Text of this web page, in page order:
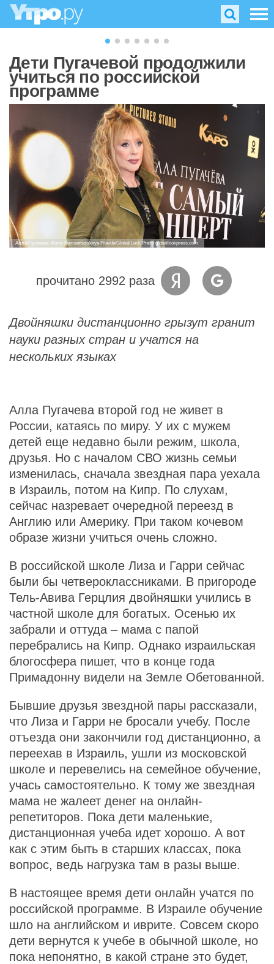
Дети Пугачевой продолжили
учиться по российской
программе
Алла Пугачева. Фото: Komsomolskaya Pravda/Global Look Press globallookpress.com
прочитано 2992 раза
Двойняшки дистанционно грызут гранит
науки разных стран и учатся на
нескольких языках
Алла Пугачева второй год не живет в
России, катаясь по миру. У их с мужем
детей еще недавно были режим, школа,
друзья. Но с началом СВО жизнь семьи
изменилась, сначала звездная пара уехала
в Израиль, потом на Кипр. По слухам,
сейчас назревает очередной переезд в
Англию или Америку. При таком кочевом
образе жизни учиться очень сложно.
В российской школе Лиза и Гарри сейчас
были бы четвероклассниками. В пригороде
Тель-Авива Герцлия двойняшки учились в
частной школе для богатых. Осенью их
забрали и оттуда – мама с папой
перебрались на Кипр. Однако израильская
блогосфера пишет, что в конце года
Примадонну видели на Земле Обетованной.
Бывшие друзья звездной пары рассказали,
что Лиза и Гарри не бросали учебу. После
отъезда они закончили год дистанционно, а
переехав в Израиль, ушли из московской
школе и перевелись на семейное обучение,
учась самостоятельно. К тому же звездная
мама не жалеет денег на онлайн-
репетиторов. Пока дети маленькие,
дистанционная учеба идет хорошо. А вот
как с этим быть в старших классах, пока
вопрос, ведь нагрузка там в разы выше.
В настоящее время дети онлайн учатся по
российской программе. В Израиле обучение
шло на английском и иврите. Совсем скоро
дети вернутся к учебе в обычной школе, но
пока непонятно, в какой стране это будет,